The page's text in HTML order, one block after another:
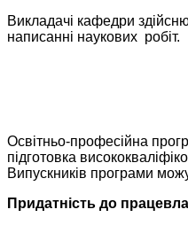
Викладачі кафедри
написанні наукових робіт.
Освітньо-професійна
підготовка
Випускників програми
Придатність до